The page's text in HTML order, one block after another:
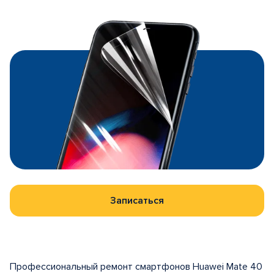
Записаться
Профессиональный ремонт смартфонов Huawei Mate 40